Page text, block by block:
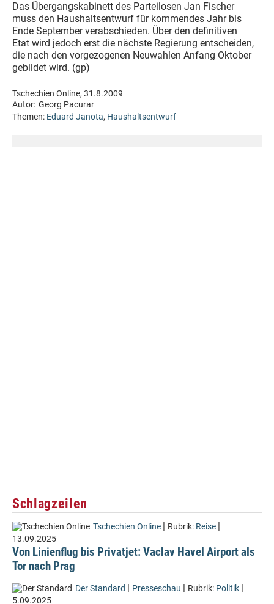
Das Übergangskabinett des Parteilosen Jan Fischer
muss den Haushaltsentwurf für kommendes Jahr bis
Ende September verabschieden. Über den definitiven
Etat wird jedoch erst die nächste Regierung entscheiden,
die nach den vorgezogenen Neuwahlen Anfang Oktober
gebildet wird. (gp)
Tschechien Online, 31.8.2009
Autor: Georg Pacurar
Themen: Eduard Janota, Haushaltsentwurf
Schlagzeilen
Tschechien Online | Rubrik: Reise |
13.09.2025
Von Linienflug bis Privatjet: Vaclav Havel Airport als
Tor nach Prag
Der Standard | Presseschau | Rubrik: Politik |
5.09.2025